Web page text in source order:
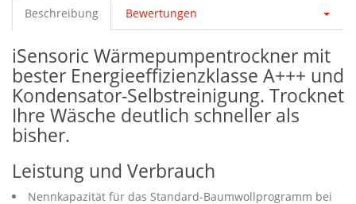
Beschreibung Bewertungen
iSensoric Wärmepumpentrockner mit
bester Energieeffizienzklasse A+++ und
Kondensator-Selbstreinigung. Trocknet
Ihre Wäsche deutlich schneller als
bisher.
Leistung und Verbrauch
Nennkapazität für das Standard-Baumwollprogramm bei